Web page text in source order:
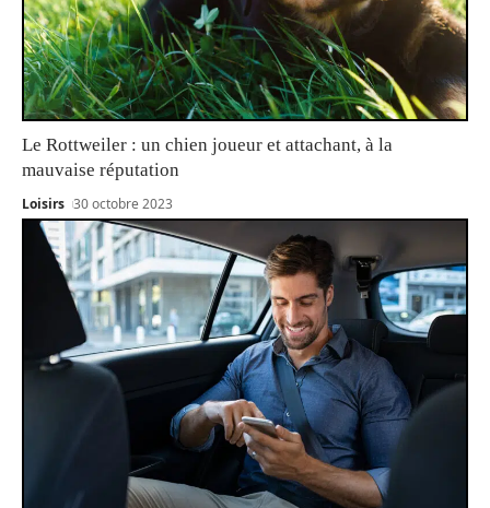
Le Rottweiler : un chien joueur et attachant, à la
mauvaise réputation
Loisirs 30 octobre 2023